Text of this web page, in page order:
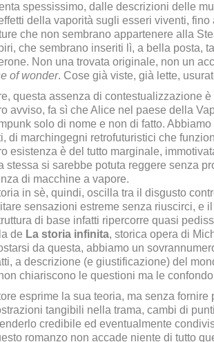
spessissimo, dalle descrizioni delle
della vaporità sugli esseri viventi, fino
che non sembrano appartenere alla
che sembrano inseriti lì, a bella posta,
Non una trovata originale, non un
of wonder. Cose già viste, già lette,
questa assenza di contestualizzazione
avviso, fa sì che Alice nel paese della
solo di nome e non di fatto.
di marchingegni retrofuturistici che
esistenza è del tutto marginale,
stessa si sarebbe potuta reggere senza
di macchine a vapore.
in sè, quindi, oscilla tra il disgusto
sensazioni estreme senza riuscirci, e
di base infatti ripercorre quasi
de La storia infinita, storica opera di
da questa, abbiamo un
a descrizione (e giustificazione) del
chiariscono le questioni ma le
esprime la sua teoria, ma senza fornire
tangibili nella trama, cambi di
credibile ed eventualmente
romanzo non accade niente di tutto